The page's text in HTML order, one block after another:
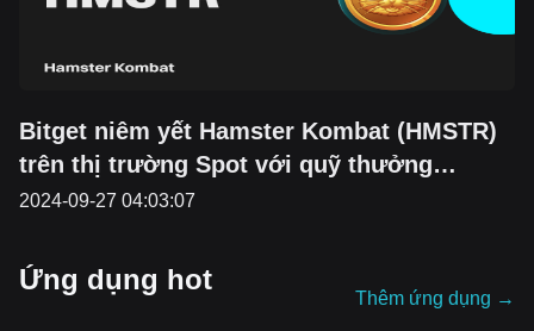
Bitget niêm yết Hamster Kombat (HMSTR)
trên thị trường Spot với quỹ thưởng
12.500.000 token và hoàn tiền 25%
2024-09-27 04:03:07
Ứng dụng hot
Thêm ứng dụng →